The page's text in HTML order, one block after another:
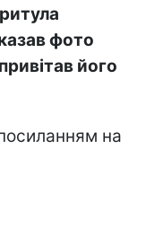
фото
його
на